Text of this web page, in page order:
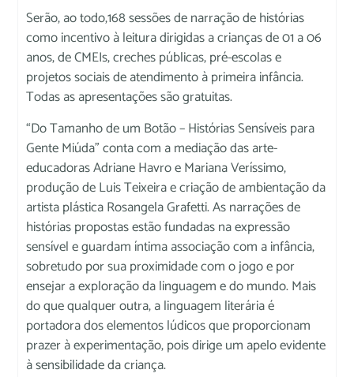
Serão, ao todo,168 sessões de narração de histórias
como incentivo à leitura dirigidas a crianças de 01 a 06
anos, de CMEIs, creches públicas, pré-escolas e
projetos sociais de atendimento à primeira infância.
Todas as apresentações são gratuitas.
“Do Tamanho de um Botão – Histórias Sensíveis para
Gente Miúda” conta com a mediação das arte-
educadoras Adriane Havro e Mariana Veríssimo,
produção de Luis Teixeira e criação de ambientação da
artista plástica Rosangela Grafetti. As narrações de
histórias propostas estão fundadas na expressão
sensível e guardam íntima associação com a infância,
sobretudo por sua proximidade com o jogo e por
ensejar a exploração da linguagem e do mundo. Mais
do que qualquer outra, a linguagem literária é
portadora dos elementos lúdicos que proporcionam
prazer à experimentação, pois dirige um apelo evidente
à sensibilidade da criança.